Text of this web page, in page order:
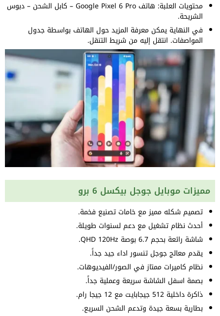
محتويات العلبة: هاتف Google Pixel 6 Pro – كابل الشحن – دبوس
الشريحة.
في النهاية يمكن معرفة المزيد حول الهاتف بواسطة جدول
المواصفات. انتقل إليه من شريط التنقل.
مميزات موبايل جوجل بيكسل 6 برو
تصميم شكله مميز مع خامات تصنيع فخمة.
أحدث نظام تشغيل مع دعم لسنوات طويلة.
شاشة رائعة بحجم 6.7 بوصة QHD 120Hz.
يقدم معالج جوجل تنسور اداء جيد جداً.
نظام كاميرات ممتاز في الصور/الفيديوهات.
بصمة اسفل الشاشة سريعة وعملية جداً.
ذاكرة داخلية 512 جيجابايت مع 12 جيجا رام.
بطارية بسعة جيدة وتدعم الشحن السريع.